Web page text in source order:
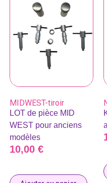
MIDWEST-tiroir
LOT de pièce MID
WEST pour anciens
modèles
10,00 €